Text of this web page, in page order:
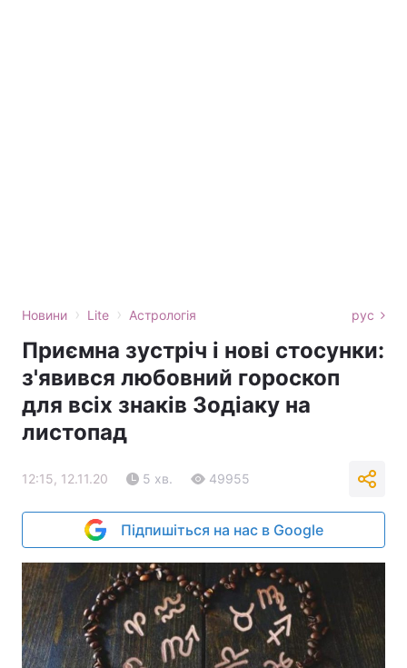
Новини › Lite › Астрологія рус
Приємна зустріч і нові стосунки:
з'явився любовний гороскоп
для всіх знаків Зодіаку на
листопад
12:15, 12.11.20 5 хв. 49955
Підпишіться на нас в Google